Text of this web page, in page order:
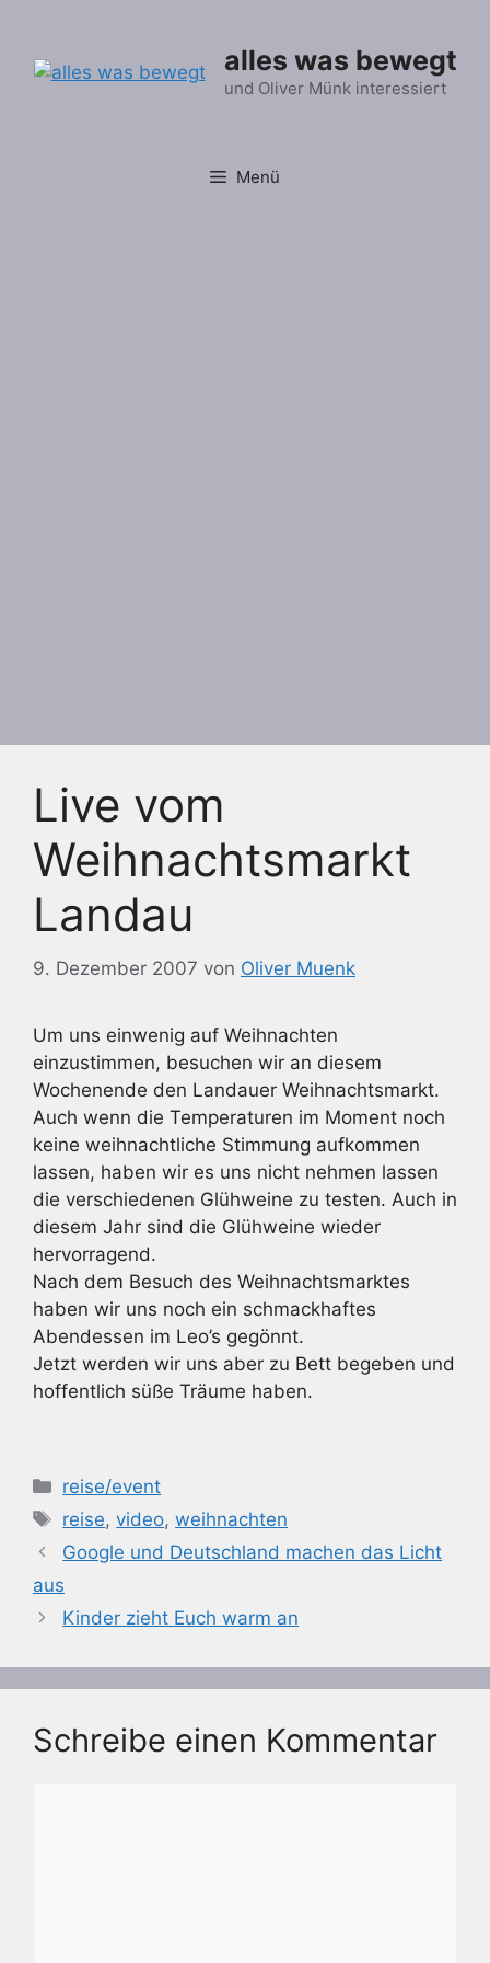
springen
alles was bewegt
und Oliver Münk interessiert
Menü
Live vom
Weihnachtsmarkt
Landau
9. Dezember 2007 von Oliver Muenk
Um uns einwenig auf Weihnachten
einzustimmen, besuchen wir an diesem
Wochenende den Landauer Weihnachtsmarkt.
Auch wenn die Temperaturen im Moment noch
keine weihnachtliche Stimmung aufkommen
lassen, haben wir es uns nicht nehmen lassen
die verschiedenen Glühweine zu testen. Auch in
diesem Jahr sind die Glühweine wieder
hervorragend.
Nach dem Besuch des Weihnachtsmarktes
haben wir uns noch ein schmackhaftes
Abendessen im Leo’s gegönnt.
Jetzt werden wir uns aber zu Bett begeben und
hoffentlich süße Träume haben.
Kategorien
reise/event
Schlagwörter
reise,video,weihnachten
Google und Deutschland machen das Licht
aus
Kinder zieht Euch warm an
Schreibe einen Kommentar